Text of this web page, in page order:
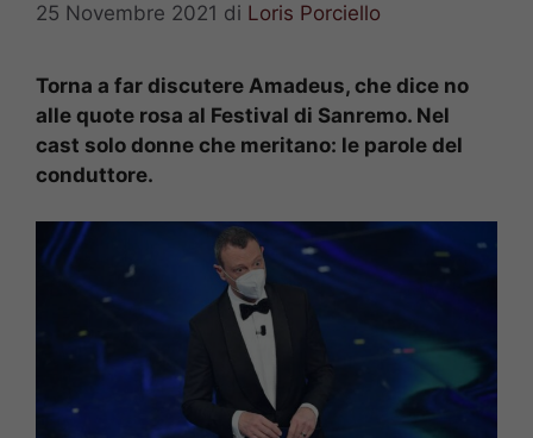
25 Novembre 2021 di Loris Porciello
Torna a far discutere Amadeus, che dice no
alle quote rosa al Festival di Sanremo. Nel
cast solo donne che meritano: le parole del
conduttore.